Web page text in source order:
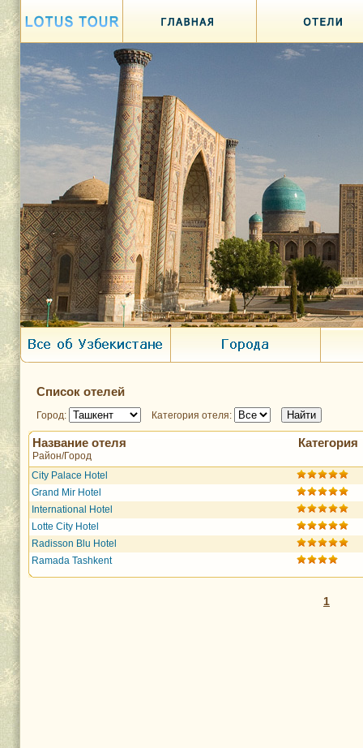
Список отелей
Город: Категория отеля:
Название отеля
Район/Город
Категория
City Palace Hotel
Grand Mir Hotel
International Hotel
Lotte City Hotel
Radisson Blu Hotel
Ramada Tashkent
1